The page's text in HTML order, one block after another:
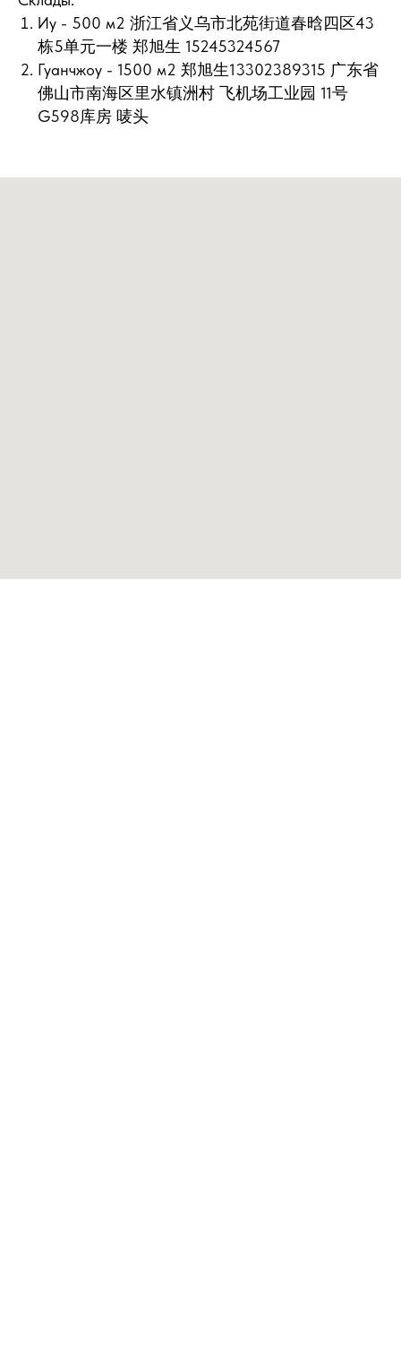
Иу - 500 м2 浙江省义乌市北苑街道春晗四区43
栋5单元一楼 郑旭生 15245324567
Гуанчжоу - 1500 м2 郑旭生13302389315 广东省
佛山市南海区里水镇洲村 飞机场工业园 11号
G598库房 唛头